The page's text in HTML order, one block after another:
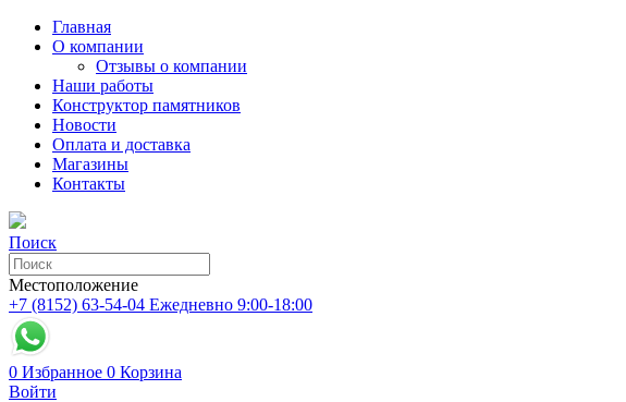
Главная
О компании
Отзывы о компании
Наши работы
Конструктор памятников
Новости
Оплата и доставка
Магазины
Контакты
Поиск
Местоположение
+7 (8152) 63-54-04 Ежедневно 9:00-18:00
0 Избранное 0 Корзина
Войти